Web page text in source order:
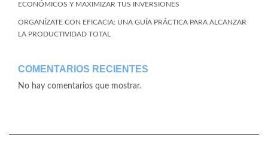
ECONÓMICOS Y MAXIMIZAR TUS INVERSIONES
ORGANÍZATE CON EFICACIA: UNA GUÍA PRÁCTICA PARA ALCANZAR
LA PRODUCTIVIDAD TOTAL
COMENTARIOS RECIENTES
No hay comentarios que mostrar.